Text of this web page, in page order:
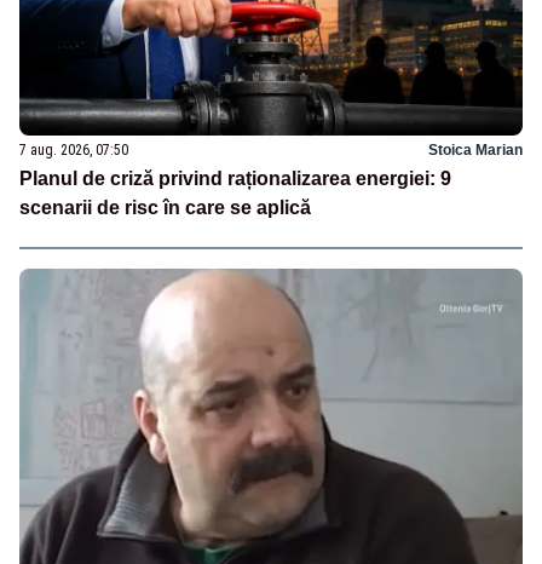
7 aug. 2026, 07:50 Stoica Marian
Planul de criză privind raționalizarea energiei: 9
scenarii de risc în care se aplică